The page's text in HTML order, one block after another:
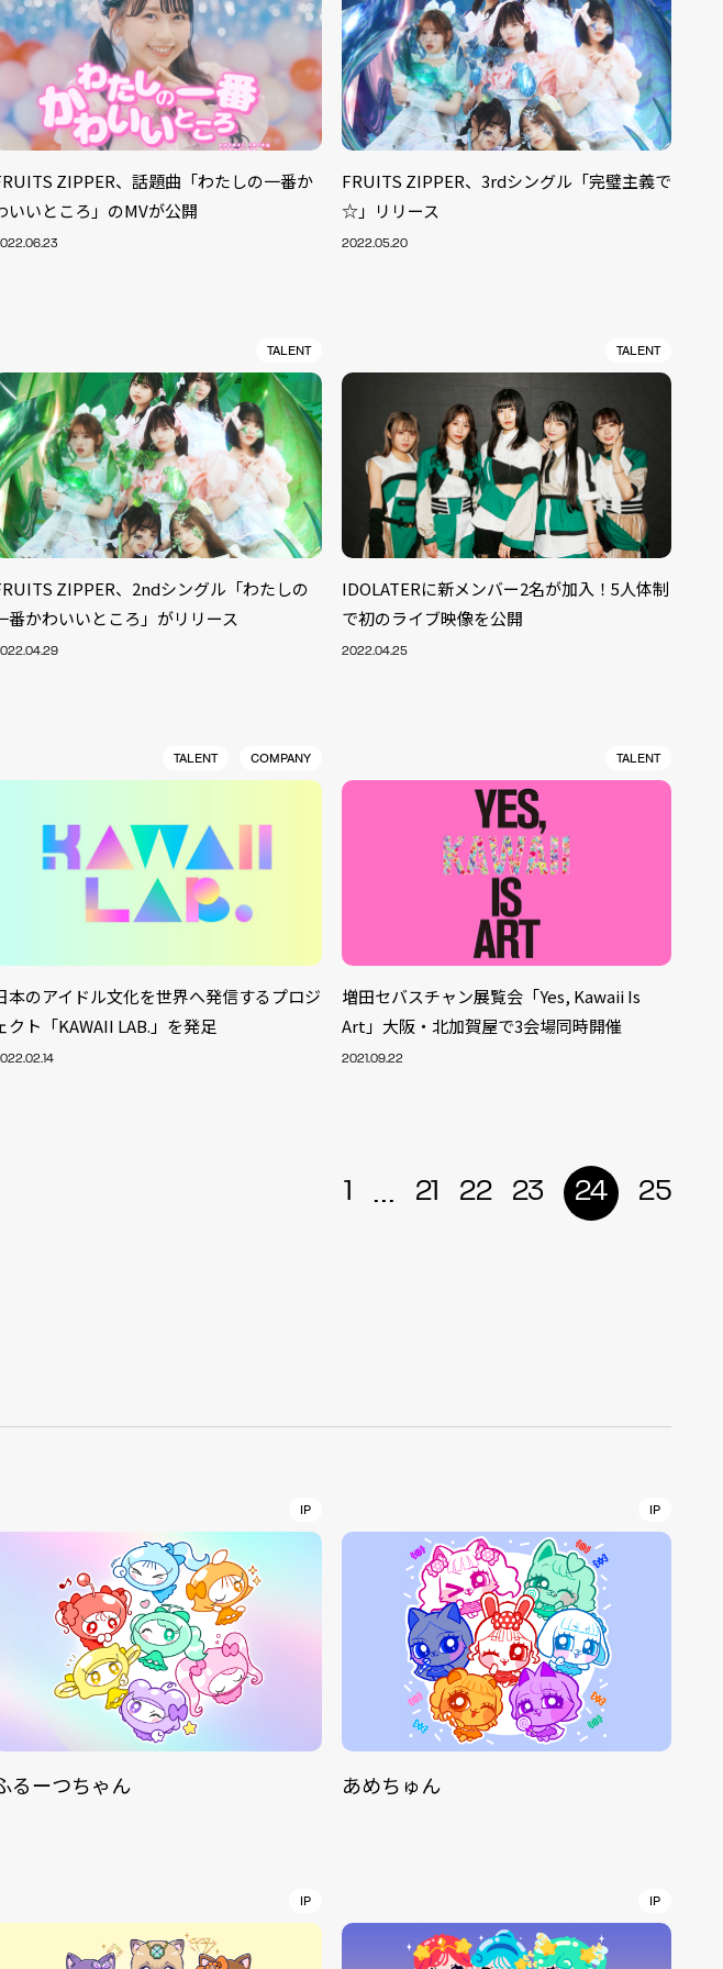
ZIPPER、話題曲「わたしの一番か
いいところ」のMVが公開
FRUITS ZIPPER、3rdシングル「完璧主義で
☆」リリース
2022.05.20
TALENT
ZIPPER、2ndシングル「わたしの
番かわいいところ」がリリース
TALENT
IDOLATERに新メンバー2名が加入！5人体制
で初のライブ映像を公開
2022.04.25
TALENT COMPANY
本のアイドル文化を世界へ発信するプロジ
クト「KAWAII LAB.」を発足
TALENT
増田セバスチャン展覧会「Yes, Kawaii Is
Art」大阪・北加賀屋で3会場同時開催
2021.09.22
1 ... 21 22 23 24 25
IP
るーつちゃん
IP
あめちゅん
IP IP
MODEL/TALENT
CONTACT
Shibuya-ku, Tokyo, Japan 150-0001